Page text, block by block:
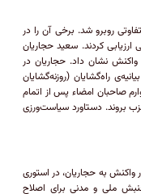
روبرو شد. برخی آن را در
کردند. سعید حجاریان
نشان داد. حجاریان در
راه‌گشایان (روزنه‌گشایان
صاحبان امضاء پس از اتمام
بروند. دستاورد سیاست‌ورزی
واکنش به حجاریان، در استوری
ملی و مدنی برای اصلاح